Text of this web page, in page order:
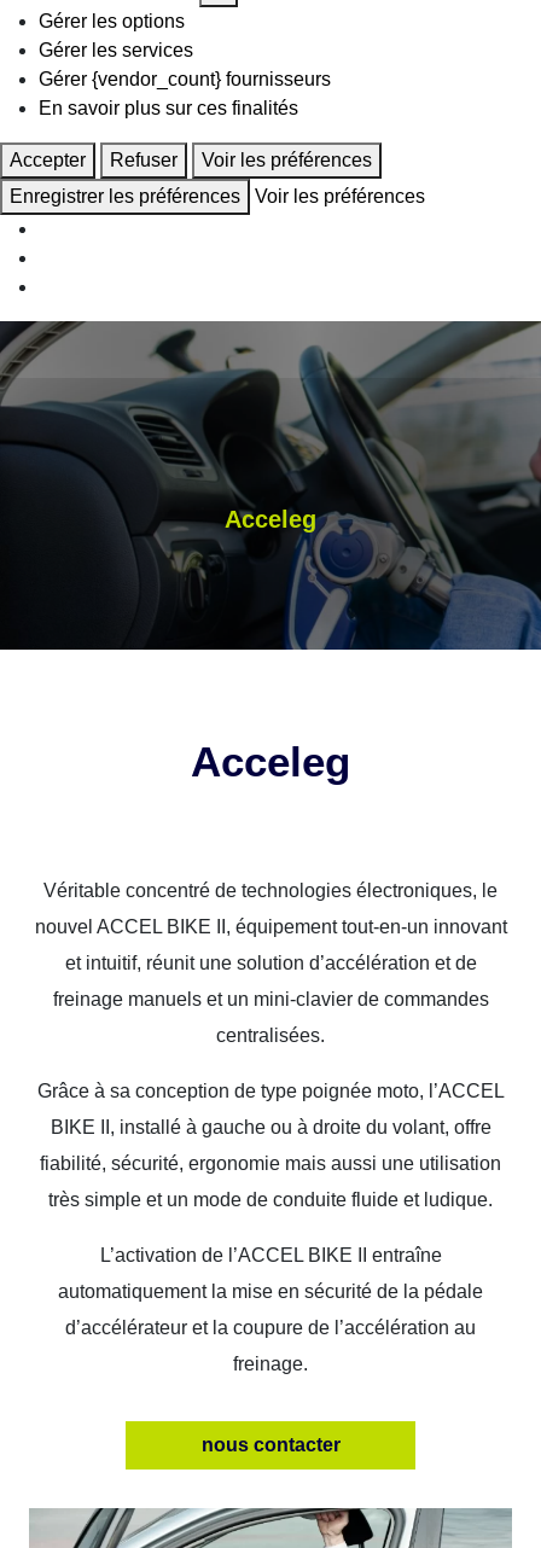
Gérer les options
Gérer les services
Gérer {vendor_count} fournisseurs
En savoir plus sur ces finalités
Accepter Refuser
Voir les préférences
Enregistrer les préférences
Voir les préférences
Acceleg
Acceleg
Véritable concentré de technologies électroniques, le
nouvel ACCEL BIKE II, équipement tout-en-un innovant
et intuitif, réunit une solution d’accélération et de
freinage manuels et un mini-clavier de commandes
centralisées.
Grâce à sa conception de type poignée moto, l’ACCEL
BIKE II, installé à gauche ou à droite du volant, offre
fiabilité, sécurité, ergonomie mais aussi une utilisation
très simple et un mode de conduite fluide et ludique.
L’activation de l’ACCEL BIKE II entraîne
automatiquement la mise en sécurité de la pédale
d’accélérateur et la coupure de l’accélération au
freinage.
nous contacter